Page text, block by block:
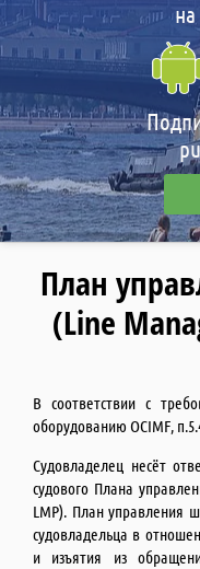
План
(Line
В соответствии с
оборудованию OCIMF,
Судовладелец несёт
судового Плана
LMP). План управления
судовладельца в
и изъятия из